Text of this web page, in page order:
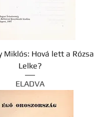
Miklós: Hová lett a Rózsa
Lelke?
ELADVA